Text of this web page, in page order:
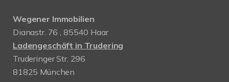
Wegener Immobilien
Dianastr. 76 , 85540 Haar
Ladengeschäft in Trudering
Truderinger Str. 296
81825 München